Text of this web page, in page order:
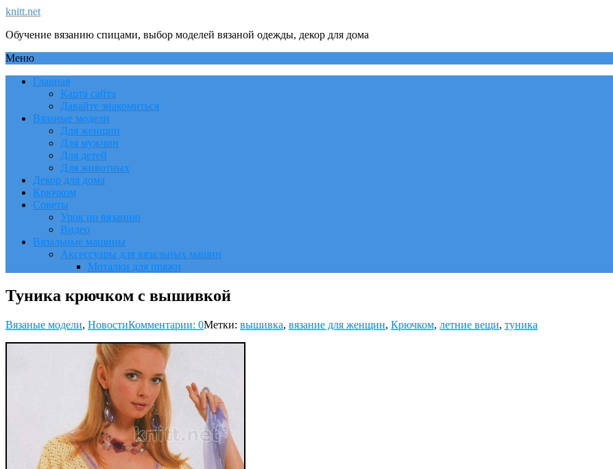
knitt.net
Обучение вязанию спицами, выбор моделей вязаной одежды, декор для дома
Меню
Главная
Карта сайта
Давайте знакомиться
Вязаные модели
Для женщин
Для мужчин
Для детей
Для животных
Декор для дома
Крючком
Советы
Урок по вязанию
Видео
Вязальные машины
Аксессуары для вязальных машин
Моталки для пряжи
Туника крючком с вышивкой
Вязаные модели, НовостиКомментарии: 0Метки: вышивка, вязание для женщин, Крючком, летние вещи, туника